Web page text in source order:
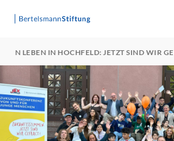
LEBEN IN HOCHFELD: JETZT SIND WIR